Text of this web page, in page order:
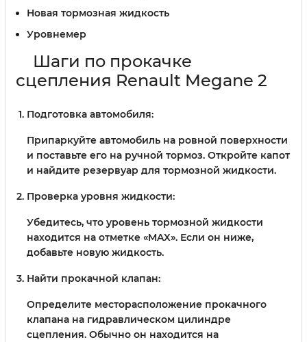
Новая тормозная жидкость
Уровнемер
Шаги по прокачке
сцепления Renault Megane 2
Подготовка автомобиля:
Припаркуйте автомобиль на ровной поверхности
и поставьте его на ручной тормоз. Откройте капот
и найдите резервуар для тормозной жидкости.
Проверка уровня жидкости:
Убедитесь, что уровень тормозной жидкости
находится на отметке «MAX». Если он ниже,
добавьте новую жидкость.
Найти прокачной клапан:
Определите месторасположение прокачного
клапана на гидравлическом цилиндре
сцепления. Обычно он находится на